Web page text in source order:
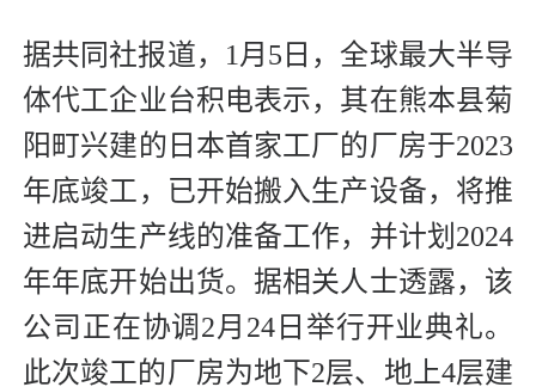
据共同社报道，1月5日，全球最大半导
体代工企业台积电表示，其在熊本县菊
阳町兴建的日本首家工厂的厂房于2023
年底竣工，已开始搬入生产设备，将推
进启动生产线的准备工作，并计划2024
年年底开始出货。据相关人士透露，该
公司正在协调2月24日举行开业典礼。
此次竣工的厂房为地下2层、地上4层建